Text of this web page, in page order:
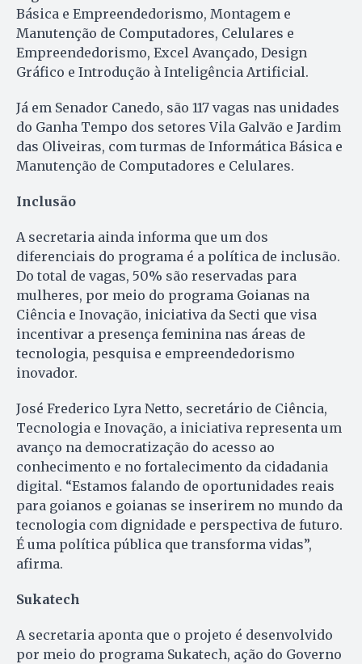
Básica e Empreendedorismo, Montagem e
Manutenção de Computadores, Celulares e
Empreendedorismo, Excel Avançado, Design
Gráfico e Introdução à Inteligência Artificial.
Já em Senador Canedo, são 117 vagas nas unidades
do Ganha Tempo dos setores Vila Galvão e Jardim
das Oliveiras, com turmas de Informática Básica e
Manutenção de Computadores e Celulares.
Inclusão
A secretaria ainda informa que um dos
diferenciais do programa é a política de inclusão.
Do total de vagas, 50% são reservadas para
mulheres, por meio do programa Goianas na
Ciência e Inovação, iniciativa da Secti que visa
incentivar a presença feminina nas áreas de
tecnologia, pesquisa e empreendedorismo
inovador.
José Frederico Lyra Netto, secretário de Ciência,
Tecnologia e Inovação, a iniciativa representa um
avanço na democratização do acesso ao
conhecimento e no fortalecimento da cidadania
digital. “Estamos falando de oportunidades reais
para goianos e goianas se inserirem no mundo da
tecnologia com dignidade e perspectiva de futuro.
É uma política pública que transforma vidas”,
afirma.
Sukatech
A secretaria aponta que o projeto é desenvolvido
por meio do programa Sukatech, ação do Governo